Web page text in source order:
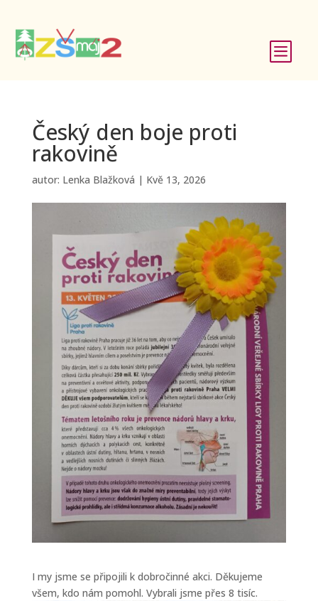
b
Český den boje proti
rakovině
autor: Lenka Blažková | Kvě 13, 2026
I my jsme se připojili k dobročinné akci. Děkujeme
všem, kdo nám pomohl. Vybrali jsme přes 8 tisíc.